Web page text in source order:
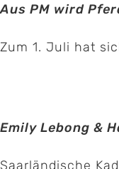
Aus PM wird
Zum 1. Juli hat
Emily Lebong &
Saarländische